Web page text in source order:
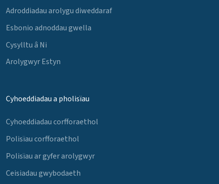
Adroddiadau arolygu diweddaraf
Esbonio adnoddau gwella
Cysylltu â Ni
Arolygwyr Estyn
Cyhoeddiadau a pholisïau
Cyhoeddiadau corfforaethol
Polisïau corfforaethol
Polisïau ar gyfer arolygwyr
Ceisiadau gwybodaeth